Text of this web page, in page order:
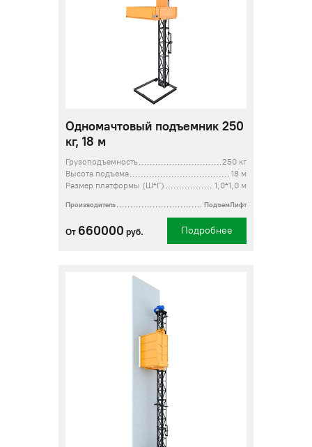
Одномачтовый подъемник 250
кг, 18 м
Грузоподъемность
250 кг
Высота подъема
18 м
Размер платформы (Ш*Г)
1,0*1,0 м
Производитель ПодъемЛифт
От 660000 руб. Подробнее